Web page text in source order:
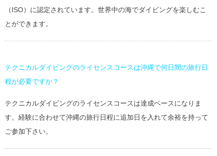
（ISO）に認定されています。世界中の海でダイビングを楽しむこ
とができます。
テクニカルダイビングのライセンスコースは沖縄で何日間の旅行日
程が必要ですか？
テクニカルダイビングのライセンスコースは達成ベースになりま
す。経験に合わせて沖縄の旅行日程に追加日を入れて余裕を持って
ご参加下さい。